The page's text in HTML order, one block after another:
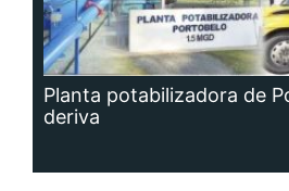
Planta potabilizadora de
deriva